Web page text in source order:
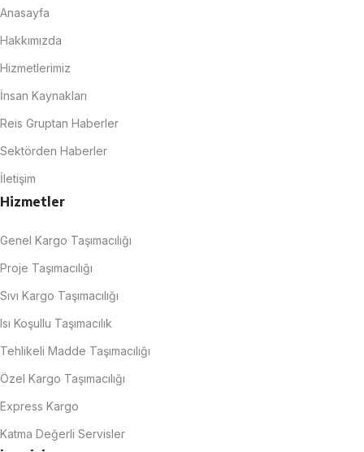
Anasayfa
Hakkımızda
Hizmetlerimiz
İnsan Kaynakları
Reis Gruptan Haberler
Sektörden Haberler
İletişim
Hizmetler
Genel Kargo Taşımacılığı
Proje Taşımacılığı
Sıvı Kargo Taşımacılığı
Isı Koşullu Taşımacılık
Tehlikeli Madde Taşımacılığı
Özel Kargo Taşımacılığı
Express Kargo
Katma Değerli Servisler